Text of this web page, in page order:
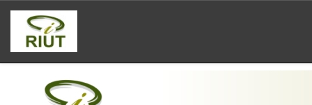
Skip
navigation